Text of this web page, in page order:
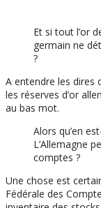
Et si tout l’or
germain ne
?
A entendre les dires
les réserves d’or
au bas mot.
Alors qu’en
L’Allemagne
comptes ?
Une chose est
Fédérale des